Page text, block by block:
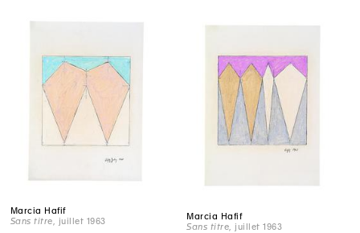
Marcia Hafif
Sans titre , juillet 1963
Marcia Hafif
Sans titre, juillet 1963